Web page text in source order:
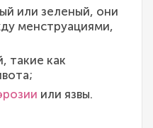
или зеленый, они
менструациями,
такие как
или язвы.